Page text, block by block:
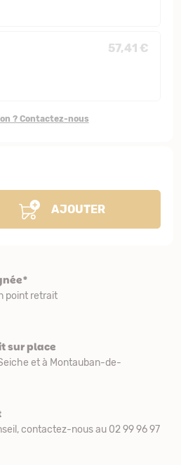
57,41 €
? Contactez-nous
AJOUTER
point retrait
sur place
et à Montauban-de-
contactez-nous au 02 99 96 97